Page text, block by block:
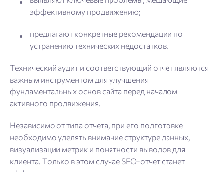
эффективному продвижению;
предлагают конкретные рекомендации по
устранению технических недостатков.
Технический аудит и соответствующий отчет являются
важным инструментом для улучшения
фундаментальных основ сайта перед началом
активного продвижения.
Независимо от типа отчета, при его подготовке
необходимо уделять внимание структуре данных,
визуализации метрик и понятности выводов для
клиента. Только в этом случае SEO-отчет станет